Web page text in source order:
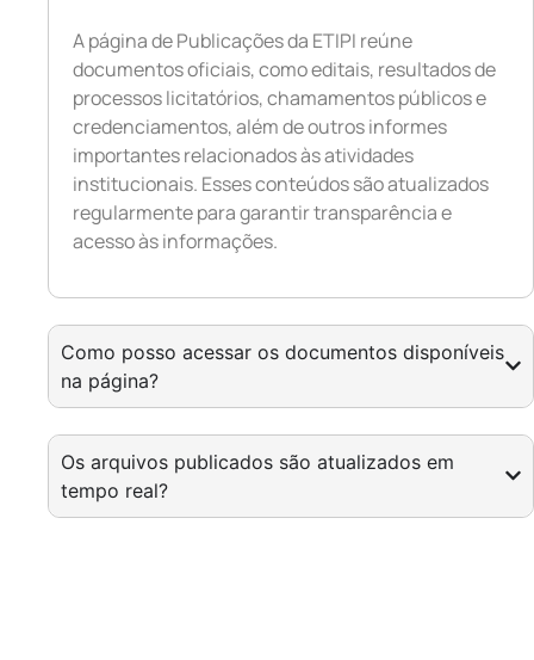
A página de Publicações da ETIPI reúne
documentos oficiais, como editais, resultados de
processos licitatórios, chamamentos públicos e
credenciamentos, além de outros informes
importantes relacionados às atividades
institucionais. Esses conteúdos são atualizados
regularmente para garantir transparência e
acesso às informações.
Como posso acessar os documentos disponíveis
na página?
Os arquivos publicados são atualizados em
tempo real?